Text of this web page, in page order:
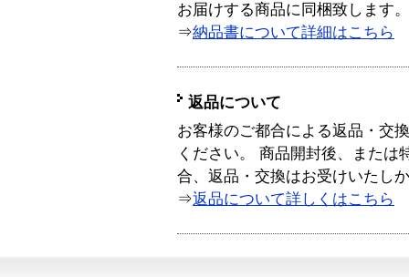
お届けする商品に同梱致します。
⇒納品書について詳細はこちら
返品について
お客様のご都合による返品・交
ください。 商品開封後、または
合、返品・交換はお受けいたし
⇒返品について詳しくはこちら